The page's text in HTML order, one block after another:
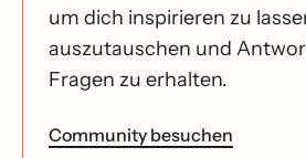
um dich inspirieren zu
auszutauschen und
Fragen zu erhalten.
Community besuchen